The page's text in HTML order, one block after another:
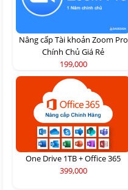
Nâng cấp Tài khoản Zoom Pro
Chính Chủ Giá Rẻ
199,000
One Drive 1TB + Office 365
399,000